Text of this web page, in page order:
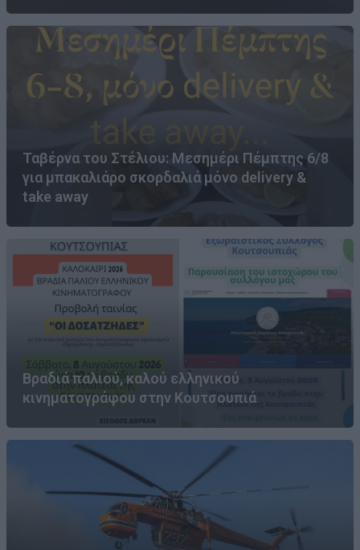
Ταβέρνα του Στέλιου: Μεσημέρι Πέμπτης 6/8
για μπακαλιάρο σκορδαλιά μόνο delivery &
take away
Βραδιά παλιού, καλού ελληνικού
κινηματογράφου στην Κουτσουπιά